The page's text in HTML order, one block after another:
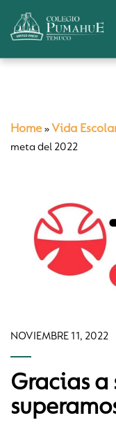
Home » Vida
meta del 2022
NOVIEMBRE 11, 2022
Gracias a